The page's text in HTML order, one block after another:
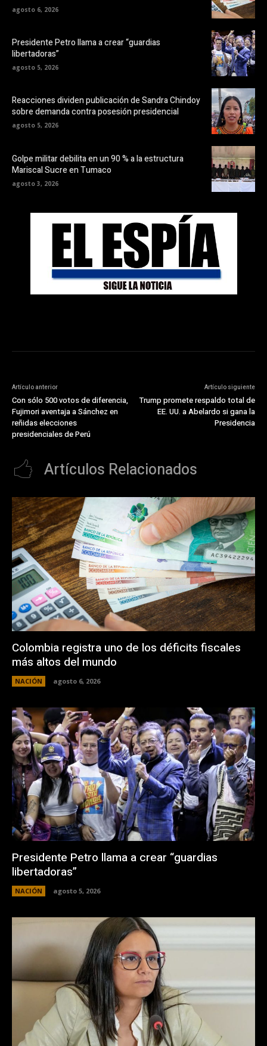
agosto 6, 2026
Presidente Petro llama a crear “guardias
libertadoras”
agosto 5, 2026
Reacciones dividen publicación de Sandra Chindoy
sobre demanda contra posesión presidencial
agosto 5, 2026
Golpe militar debilita en un 90 % a la estructura
Mariscal Sucre en Tumaco
agosto 3, 2026
Artículo anterior
Con sólo 500 votos de diferencia,
Fujimori aventaja a Sánchez en
reñidas elecciones
presidenciales de Perú
Artículo siguiente
Trump promete respaldo total de
EE. UU. a Abelardo si gana la
Presidencia
Artículos Relacionados
Colombia registra uno de los déficits fiscales
más altos del mundo
NACIÓN agosto 6, 2026
Presidente Petro llama a crear “guardias
libertadoras”
NACIÓN agosto 5, 2026